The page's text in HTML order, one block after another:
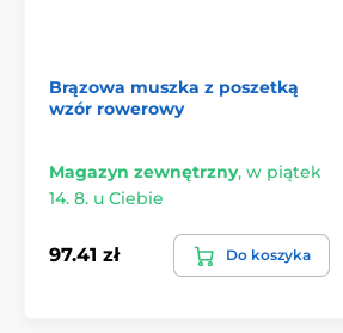
Brązowa muszka z poszetką
wzór rowerowy
Magazyn zewnętrzny, w piątek
14. 8. u Ciebie
97.41 zł Do koszyka